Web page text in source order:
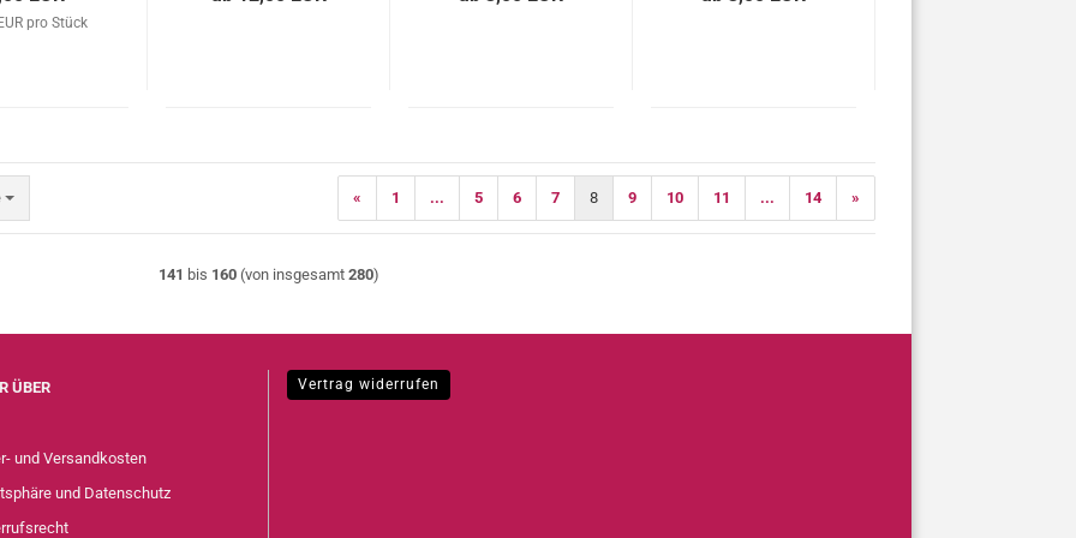
pro Stück
« 1 ... 5 6 7 8 9 10 11 ... 14 »
141 bis 160 (von insgesamt 280)
ÜBER
und Versandkosten
und Datenschutz
Vertrag widerrufen